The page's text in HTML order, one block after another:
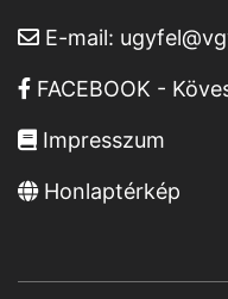
E-mail:
FACEBOOK -
Impresszum
Honlaptérkép